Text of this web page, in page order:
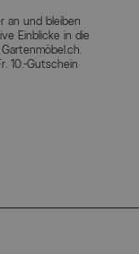
an und bleiben
Einblicke in die
10.-Gutschein